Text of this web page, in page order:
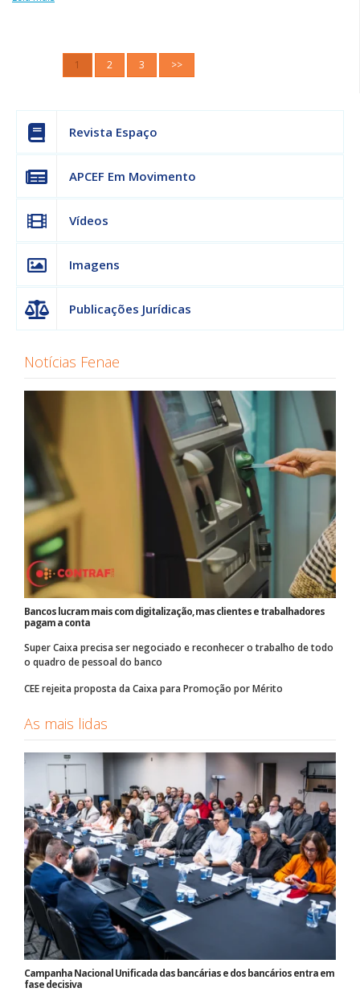
1 2 3 >>
Revista Espaço
APCEF Em Movimento
Vídeos
Imagens
Publicações Jurídicas
Notícias Fenae
Bancos lucram mais com digitalização, mas clientes e trabalhadores
pagam a conta
Super Caixa precisa ser negociado e reconhecer o trabalho de todo
o quadro de pessoal do banco
CEE rejeita proposta da Caixa para Promoção por Mérito
As mais lidas
Campanha Nacional Unificada das bancárias e dos bancários entra em
fase decisiva